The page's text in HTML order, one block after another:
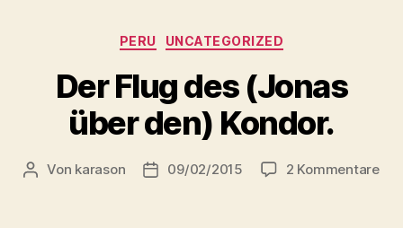
Kategorien
PERU UNCATEGORIZED
Der Flug des (Jonas
über den) Kondor.
Beitragsautor
Von karason Veröffentlichungsdatum
09/02/2015 2 Kommentarezu